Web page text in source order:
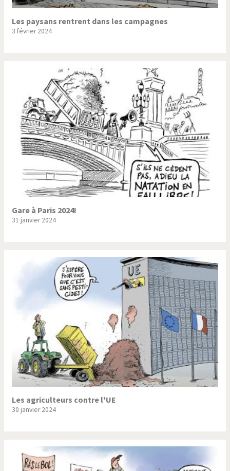
Les paysans rentrent dans les campagnes
3 février 2024
Gare à Paris 2024!
31 janvier 2024
Les agriculteurs contre l'UE
30 janvier 2024